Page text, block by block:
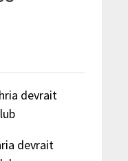
devrait
devrait